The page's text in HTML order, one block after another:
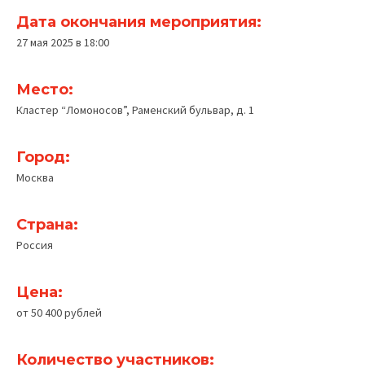
Дата окончания мероприятия:
27 мая 2025 в 18:00
Место:
Кластер “Ломоносов”, Раменский бульвар, д. 1
Город:
Москва
Страна:
Россия
Цена:
от 50 400 рублей
Количество участников: